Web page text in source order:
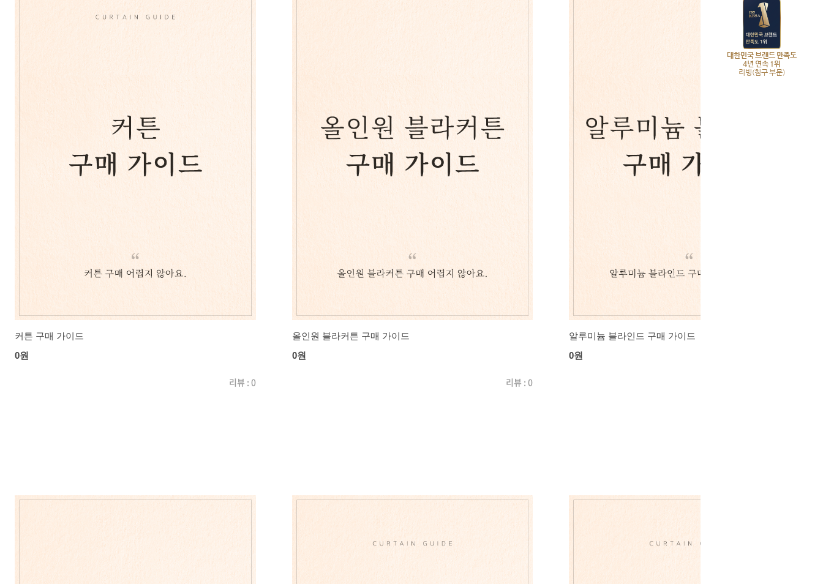
대한민국 브랜드 만족도
4년 연속 1위
리빙(침구 부문)
커튼 구매 가이드
0원
리뷰 : 0
올인원 블라커튼 구매 가이드
0원
리뷰 : 0
알루미늄 블라인드 구매 가이드
0원